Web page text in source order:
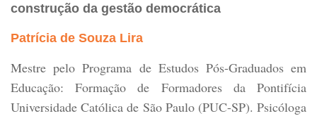
construção da gestão democrática
Patrícia de Souza Lira
Mestre pelo Programa de Estudos Pós-Graduados em
Educação: Formação de Formadores da Pontifícia
Universidade Católica de São Paulo (PUC-SP). Psicóloga